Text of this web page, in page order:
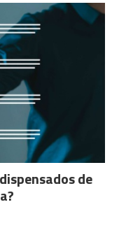
de